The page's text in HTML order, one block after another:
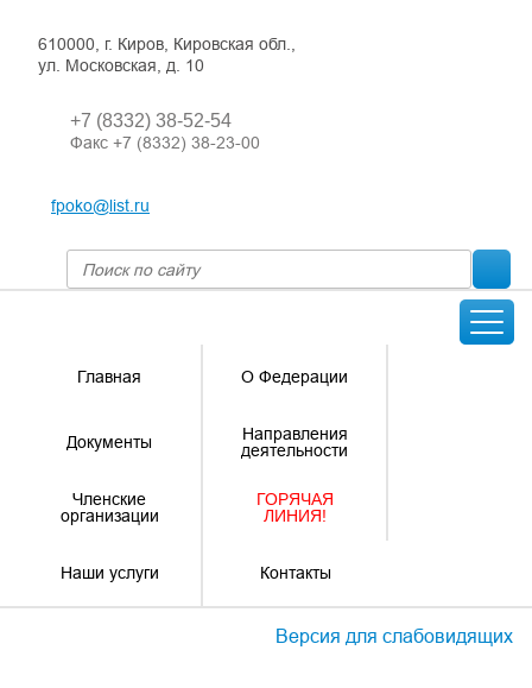
610000, г. Киров, Кировская обл.,
ул. Московская, д. 10
+7 (8332) 38-52-54
Факс +7 (8332) 38-23-00
fpoko@list.ru
Главная О Федерации
Документы
Направления
деятельности
Членские
организации
ГОРЯЧАЯ
ЛИНИЯ!
Наши услуги Контакты
Версия для слабовидящих